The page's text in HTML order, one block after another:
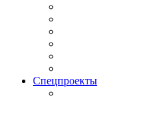
Спецпроекты